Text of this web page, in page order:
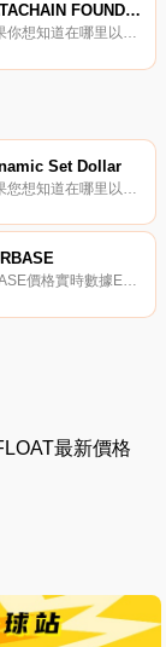
DATACHAIN FOUNDATION (DC)
如果你想知道在哪里以當前價格購買DATACHAIN FOUNDATION (DC),目前交易{DATACHAIN FOUNDATION (DC)]股票的頂級加密貨幣交易所是Bitrue。您可以在我們的加密貨幣交易所頁面上找到其他列表.
Set Dollar
EBASE價格實時數據EURBASE由斯洛伐克的一個團隊于2019年8月21日推出,旨在解決反通脹加密資產的問題。EURBASE是一種混合穩定幣,部分以歐元存款為抵押,部分以比特幣和其他加密貨幣為抵押。用戶可以在ETERBASE交易所及其集成IBAN賬戶上將EBASE更改為歐元,反之亦然.
最新價格